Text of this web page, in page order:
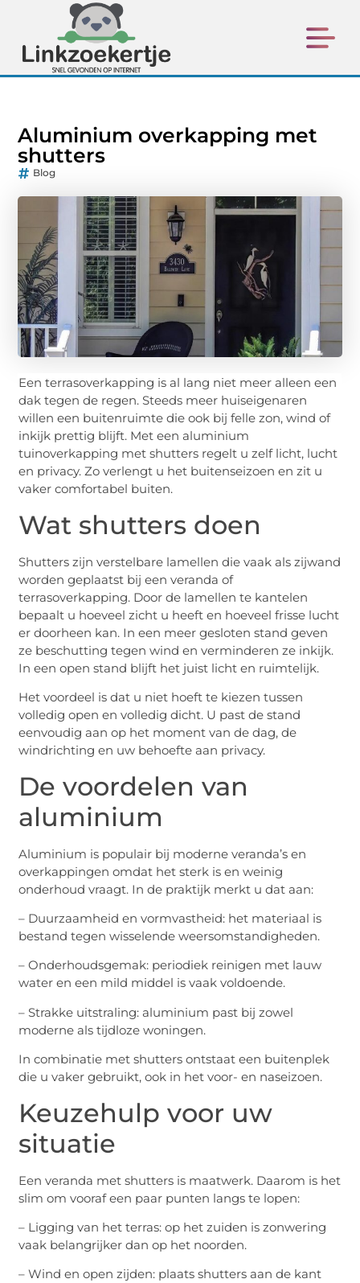
Aluminium overkapping met
shutters
Blog
Een terrasoverkapping is al lang niet meer alleen een
dak tegen de regen. Steeds meer huiseigenaren
willen een buitenruimte die ook bij felle zon, wind of
inkijk prettig blijft. Met een aluminium
tuinoverkapping met shutters regelt u zelf licht, lucht
en privacy. Zo verlengt u het buitenseizoen en zit u
vaker comfortabel buiten.
Wat shutters doen
Shutters zijn verstelbare lamellen die vaak als zijwand
worden geplaatst bij een veranda of
terrasoverkapping. Door de lamellen te kantelen
bepaalt u hoeveel zicht u heeft en hoeveel frisse lucht
er doorheen kan. In een meer gesloten stand geven
ze beschutting tegen wind en verminderen ze inkijk.
In een open stand blijft het juist licht en ruimtelijk.
Het voordeel is dat u niet hoeft te kiezen tussen
volledig open en volledig dicht. U past de stand
eenvoudig aan op het moment van de dag, de
windrichting en uw behoefte aan privacy.
De voordelen van
aluminium
Aluminium is populair bij moderne veranda’s en
overkappingen omdat het sterk is en weinig
onderhoud vraagt. In de praktijk merkt u dat aan:
– Duurzaamheid en vormvastheid: het materiaal is
bestand tegen wisselende weersomstandigheden.
– Onderhoudsgemak: periodiek reinigen met lauw
water en een mild middel is vaak voldoende.
– Strakke uitstraling: aluminium past bij zowel
moderne als tijdloze woningen.
In combinatie met shutters ontstaat een buitenplek
die u vaker gebruikt, ook in het voor- en naseizoen.
Keuzehulp voor uw
situatie
Een veranda met shutters is maatwerk. Daarom is het
slim om vooraf een paar punten langs te lopen:
– Ligging van het terras: op het zuiden is zonwering
vaak belangrijker dan op het noorden.
– Wind en open zijden: plaats shutters aan de kant